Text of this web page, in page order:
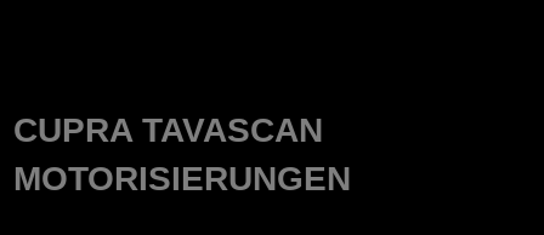
CUPRA TAVASCAN
MOTORISIERUNGEN